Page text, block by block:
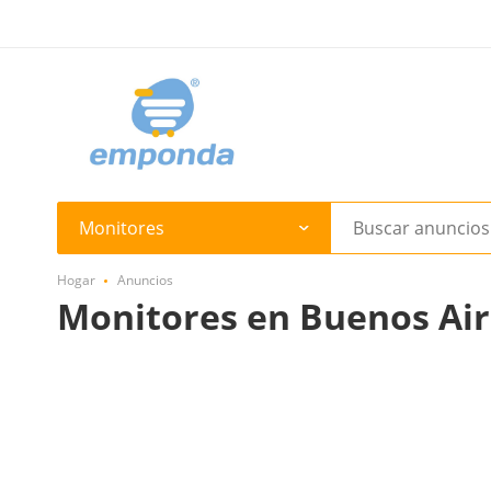
Monitores
Hogar Anuncios
Monitores en Buenos